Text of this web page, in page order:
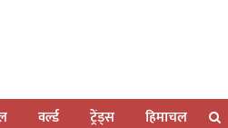
वर्ल्ड ट्रेंड्स हिमाचल